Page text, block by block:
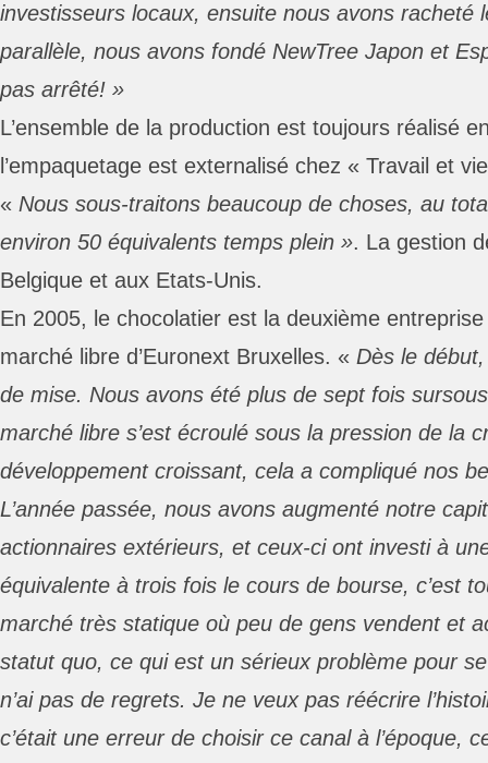
investisseurs locaux, ensuite nous avons
parallèle, nous avons fondé NewTree Japon et
pas arrêté! »
L’ensemble de la production est toujours réalisé
l’empaquetage est externalisé chez « Travail et
« Nous sous-traitons beaucoup de choses, au
environ 50 équivalents temps plein ». La gestion
Belgique et aux Etats-Unis.
En 2005, le chocolatier est la deuxième entreprise
marché libre d’Euronext Bruxelles. « Dès le
de mise. Nous avons été plus de sept fois
marché libre s’est écroulé sous la pression de la
développement croissant, cela a compliqué nos
L’année passée, nous avons augmenté notre
actionnaires extérieurs, et ceux-ci ont investi à
équivalente à trois fois le cours de bourse, c’est
marché très statique où peu de gens vendent et
statut quo, ce qui est un sérieux problème pour
n’ai pas de regrets. Je ne veux pas réécrire
c’était une erreur de choisir ce canal à l’époque,